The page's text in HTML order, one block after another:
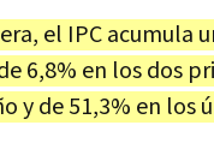
el IPC acumula
6,8% en los dos
y de 51,3% en los